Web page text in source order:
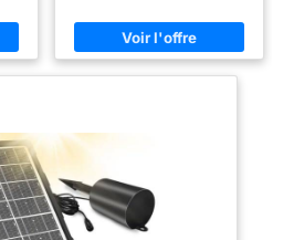
nécessiter de piles ni de fils,
parfait pour créer un
environnement serein dans des
matériaux robustes et des
fonctionnalités adaptables,
garantissant des performances